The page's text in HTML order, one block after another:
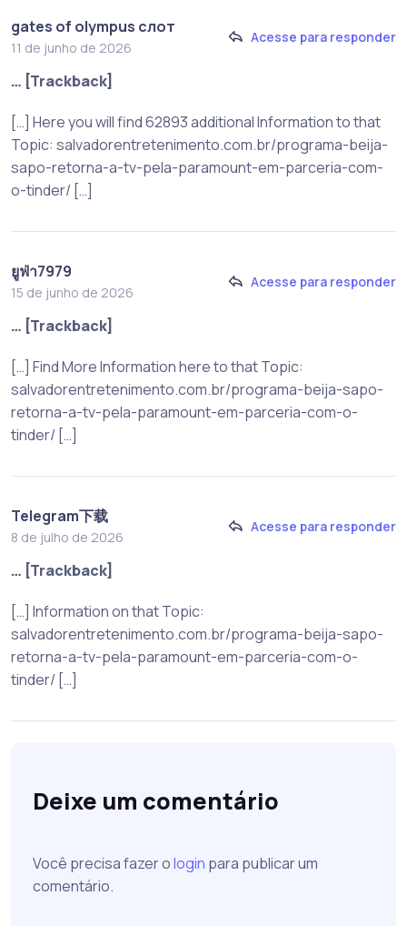
gates of olympus слот
11 de junho de 2026
Acesse para responder
… [Trackback]
[…] Here you will find 62893 additional Information to that
Topic: salvadorentretenimento.com.br/programa-beija-
sapo-retorna-a-tv-pela-paramount-em-parceria-com-
o-tinder/ […]
ยูฟ่า7979
15 de junho de 2026
Acesse para responder
… [Trackback]
[…] Find More Information here to that Topic:
salvadorentretenimento.com.br/programa-beija-sapo-
retorna-a-tv-pela-paramount-em-parceria-com-o-
tinder/ […]
Telegram下载
8 de julho de 2026
Acesse para responder
… [Trackback]
[…] Information on that Topic:
salvadorentretenimento.com.br/programa-beija-sapo-
retorna-a-tv-pela-paramount-em-parceria-com-o-
tinder/ […]
Deixe um comentário
Você precisa fazer ologin para publicar um
comentário.